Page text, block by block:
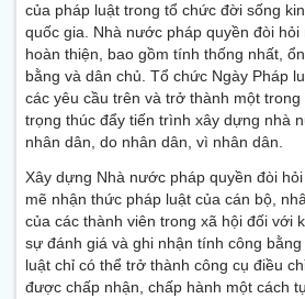
của pháp luật trong tổ chức đời sống
quốc gia. Nhà nước pháp quyền đòi
hoàn thiện, bao gồm tính thống nhất,
bằng và dân chủ. Tổ chức Ngày Pháp
các yêu cầu trên và trở thành một
trọng thúc đẩy tiến trình xây dựng nhà
nhân dân, do nhân dân, vì nhân dân.
Xây dựng Nhà nước pháp quyền đòi
mẽ nhận thức pháp luật của cán bộ,
của các thành viên trong xã hội đối với
sự đánh giá và ghi nhận tính công
luật chỉ có thể trở thành công cụ điều
được chấp nhận, chấp hành một cách